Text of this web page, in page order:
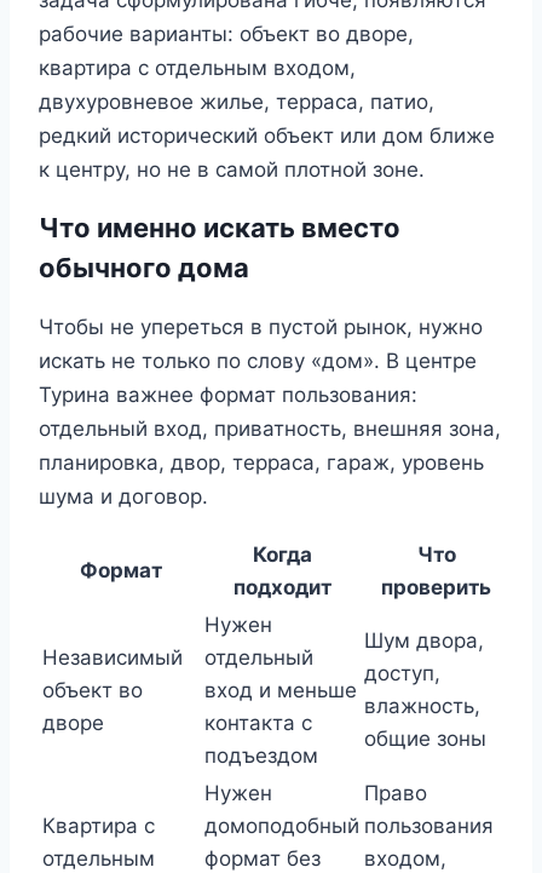
рабочие варианты: объект во дворе,
квартира с отдельным входом,
двухуровневое жилье, терраса, патио,
редкий исторический объект или дом ближе
к центру, но не в самой плотной зоне.
Что именно искать вместо
обычного дома
Чтобы не упереться в пустой рынок, нужно
искать не только по слову «дом». В центре
Турина важнее формат пользования:
отдельный вход, приватность, внешняя зона,
планировка, двор, терраса, гараж, уровень
шума и договор.
Формат
Когда
подходит
Что
проверить
Независимый
объект во
дворе
Нужен
отдельный
вход и меньше
контакта с
подъездом
Шум двора,
доступ,
влажность,
общие зоны
Квартира с
отдельным
Нужен
домоподобный
формат без
Право
пользования
входом,